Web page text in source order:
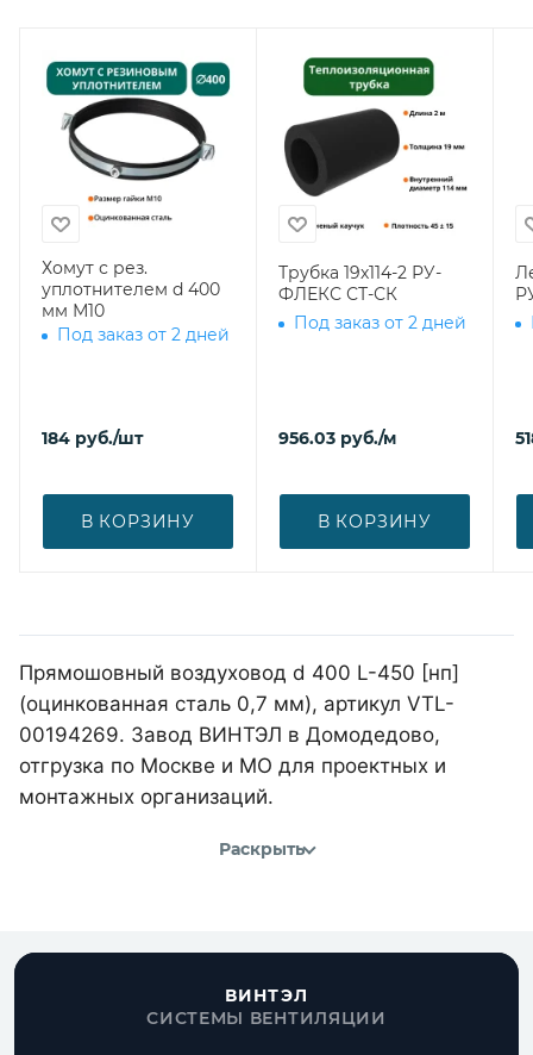
Хомут с рез.
уплотнителем d 400
мм М10
Под заказ от 2 дней
184 руб./шт
В КОРЗИНУ
Трубка 19х114-2 РУ-
ФЛЕКС СТ-СК
Под заказ от 2 дней
956.03 руб./м
В КОРЗИНУ
Прямошовный воздуховод d 400 L-450 [нп]
(оцинкованная сталь 0,7 мм), артикул VTL-
00194269. Завод ВИНТЭЛ в Домодедово,
отгрузка по Москве и МО для проектных и
монтажных организаций.
Раскрыть
ВИНТЭЛ
СИСТЕМЫ ВЕНТИЛЯЦИИ